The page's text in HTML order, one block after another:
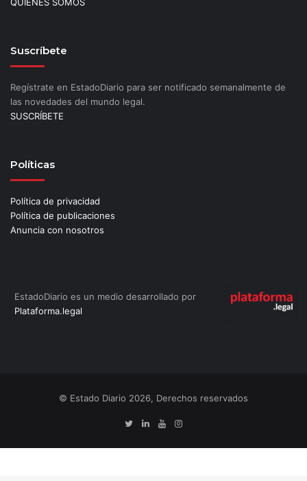
Suscríbete
Regístrate en EstadoDiario para ser notificado semanalmente de
las novedades del mundo legal.
SUSCRÍBETE
Políticas
Política de privacidad
Política de publicaciones
Anuncia con nosotros
EstadoDiario es un medio desarrollado por
Plataforma.legal
© Estado Diario 2026, Derechos reservados